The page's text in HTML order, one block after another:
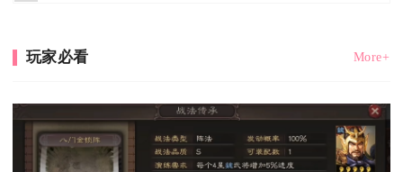
玩家必看 More+